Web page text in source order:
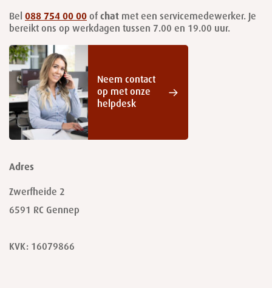
Bel 088 754 00 00 of chat met een servicemedewerker. Je
bereikt ons op werkdagen tussen 7.00 en 19.00 uur.
Neem contact
op met onze
helpdesk
Adres
Zwerfheide 2
6591 RC Gennep
KVK: 16079866